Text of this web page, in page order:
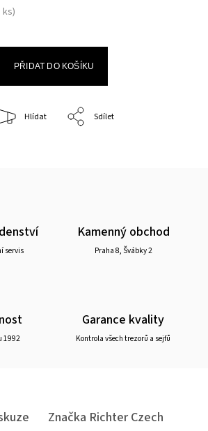
ks)
PŘIDAT DO KOŠÍKU
Hlídat Sdílet
servis
Kamenný obchod
Praha 8, Švábky 2
1992
Garance kvality
Kontrola všech trezorů a sejfů
Značka Richter Czech